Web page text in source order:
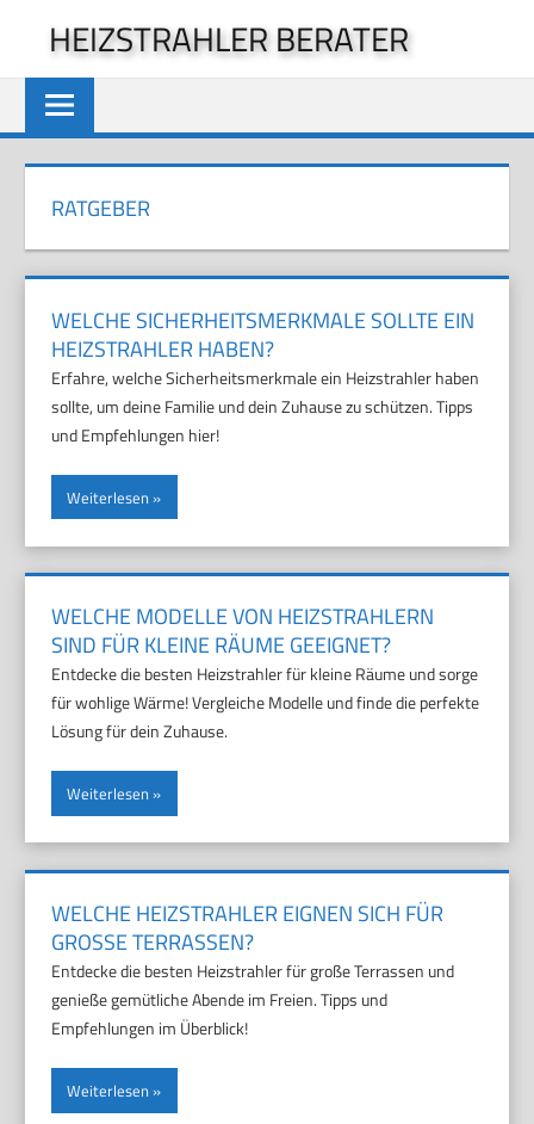
springen
HEIZSTRAHLER BERATER
RATGEBER
WELCHE SICHERHEITSMERKMALE SOLLTE EIN
HEIZSTRAHLER HABEN?
Erfahre, welche Sicherheitsmerkmale ein Heizstrahler haben
sollte, um deine Familie und dein Zuhause zu schützen. Tipps
und Empfehlungen hier!
Weiterlesen
WELCHE MODELLE VON HEIZSTRAHLERN
SIND FÜR KLEINE RÄUME GEEIGNET?
Entdecke die besten Heizstrahler für kleine Räume und sorge
für wohlige Wärme! Vergleiche Modelle und finde die perfekte
Lösung für dein Zuhause.
Weiterlesen
WELCHE HEIZSTRAHLER EIGNEN SICH FÜR
GROSSE TERRASSEN?
Entdecke die besten Heizstrahler für große Terrassen und
genieße gemütliche Abende im Freien. Tipps und
Empfehlungen im Überblick!
Weiterlesen